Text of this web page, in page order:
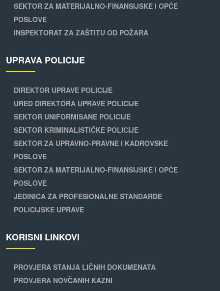
SEKTOR ZA MATERIJALNO-FINANSIJSKE I OPĆE
POSLOVE
INSPEKTORAT ZA ZAŠTITU OD POŽARA
UPRAVA POLICIJE
DIREKTOR UPRAVE POLICIJE
URED DIREKTORA UPRAVE POLICIJE
SEKTOR UNIFORMISANE POLICIJE
SEKTOR KRIMINALISTIČKE POLICIJE
SEKTOR ZA UPRAVNO-PRAVNE I KADROVSKE
POSLOVE
SEKTOR ZA MATERIJALNO-FINANSIJSKE I OPĆE
POSLOVE
JEDINICA ZA PROFESIONALNE STANDARDE
POLICIJSKE UPRAVE
KORISNI LINKOVI
PROVJERA STANJA LIČNIH DOKUMENATA
PROVJERA NOVČANIH KAZNI